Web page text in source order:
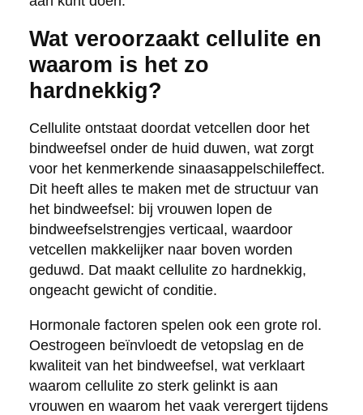
Wat veroorzaakt cellulite en
waarom is het zo
hardnekkig?
Cellulite ontstaat doordat vetcellen door het
bindweefsel onder de huid duwen, wat zorgt
voor het kenmerkende sinaasappelschileffect.
Dit heeft alles te maken met de structuur van
het bindweefsel: bij vrouwen lopen de
bindweefselstrengjes verticaal, waardoor
vetcellen makkelijker naar boven worden
geduwd. Dat maakt cellulite zo hardnekkig,
ongeacht gewicht of conditie.
Hormonale factoren spelen ook een grote rol.
Oestrogeen beïnvloedt de vetopslag en de
kwaliteit van het bindweefsel, wat verklaart
waarom cellulite zo sterk gelinkt is aan
vrouwen en waarom het vaak verergert tijdens